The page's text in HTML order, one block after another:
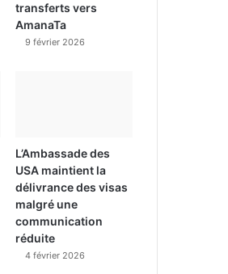
transferts vers
AmanaTa
9 février 2026
L’Ambassade des
USA maintient la
délivrance des visas
malgré une
communication
réduite
4 février 2026